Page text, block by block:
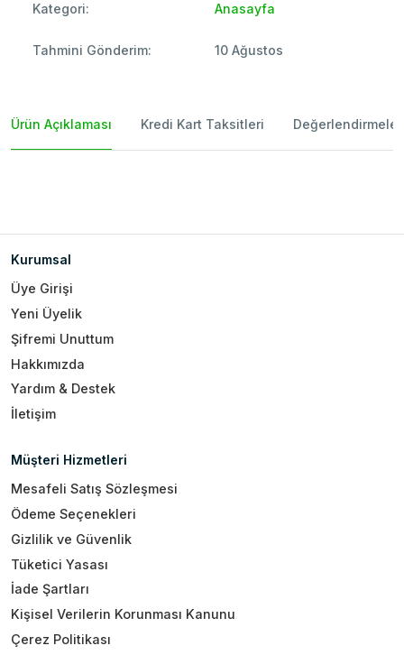
Kategori: Anasayfa
Tahmini Gönderim: 10 Ağustos
Ürün Açıklaması Kredi Kart Taksitleri Değerlendirmeler
Kurumsal
Üye Girişi
Yeni Üyelik
Şifremi Unuttum
Hakkımızda
Yardım & Destek
İletişim
Müşteri Hizmetleri
Mesafeli Satış Sözleşmesi
Ödeme Seçenekleri
Gizlilik ve Güvenlik
Tüketici Yasası
İade Şartları
Kişisel Verilerin Korunması Kanunu
Çerez Politikası